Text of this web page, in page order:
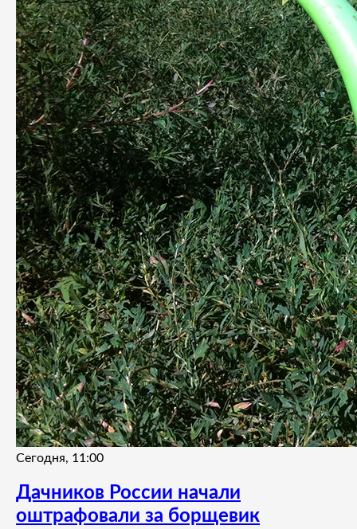
Сегодня, 11:00
Дачников России начали
оштрафовали за борщевик